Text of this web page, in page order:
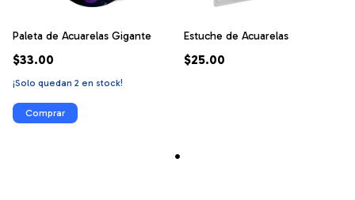
Paleta de Acuarelas Gigante
$33.00
¡Solo quedan 2 en stock!
Estuche de Acuarelas
$25.00